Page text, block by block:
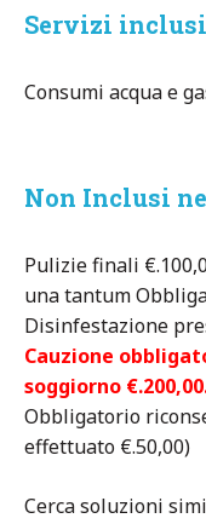
Servizi
Consumi acqua e
Non Inclusi
Pulizie finali
una tantum
Disinfestazione
Cauzione
soggiorno
Obbligatorio
effettuato €.50,00)
Cerca soluzioni